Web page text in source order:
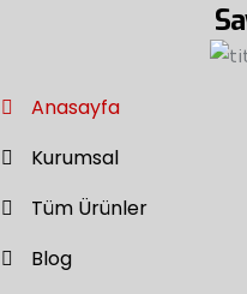
Anasayfa
Kurumsal
Tüm Ürünler
Blog